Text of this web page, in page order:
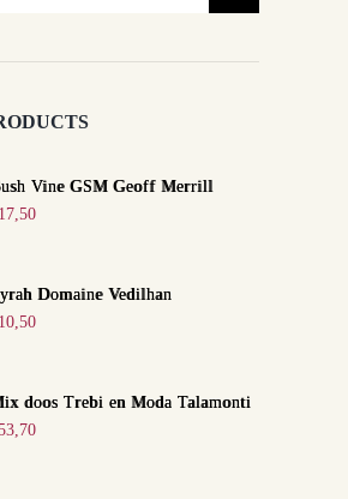
Vine GSM Geoff Merrill
17,50
Domaine Vedilhan
10,50
doos Trebi en Moda Talamonti